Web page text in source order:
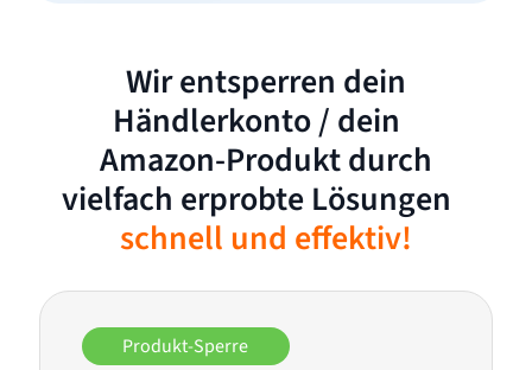
Wir entsperren dein
Händlerkonto / dein
Amazon-Produkt durch
vielfach erprobte Lösungen
schnell und effektiv!
Produkt-Sperre